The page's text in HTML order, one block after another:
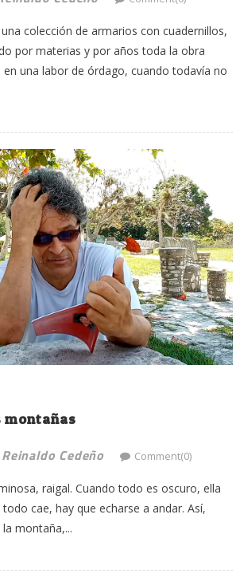
colección de armarios con cuadernillos,
por materias y por años toda la obra
en una labor de órdago, cuando todavía no
montañas
Reinaldo Cedeño Comment(0)
raigal. Cuando todo es oscuro, ella
cae, hay que echarse a andar. Así,
montaña,...